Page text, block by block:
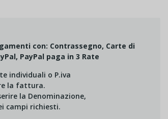
con: Contrassegno, Carte di
PayPal paga in 3 Rate
individuali o P.iva
la fattura.
la Denominazione,
campi richiesti.